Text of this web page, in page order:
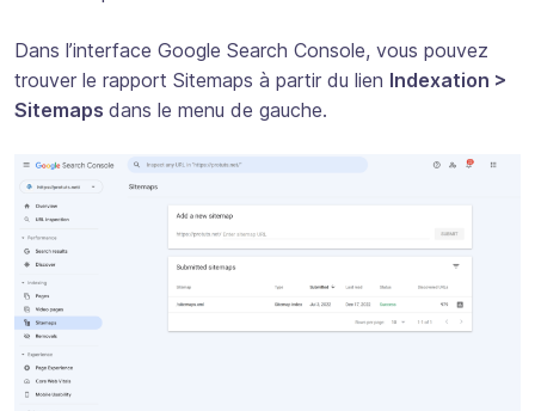
Dans l’interface Google Search Console, vous pouvez
trouver le rapport Sitemaps à partir du lien Indexation >
Sitemaps dans le menu de gauche.